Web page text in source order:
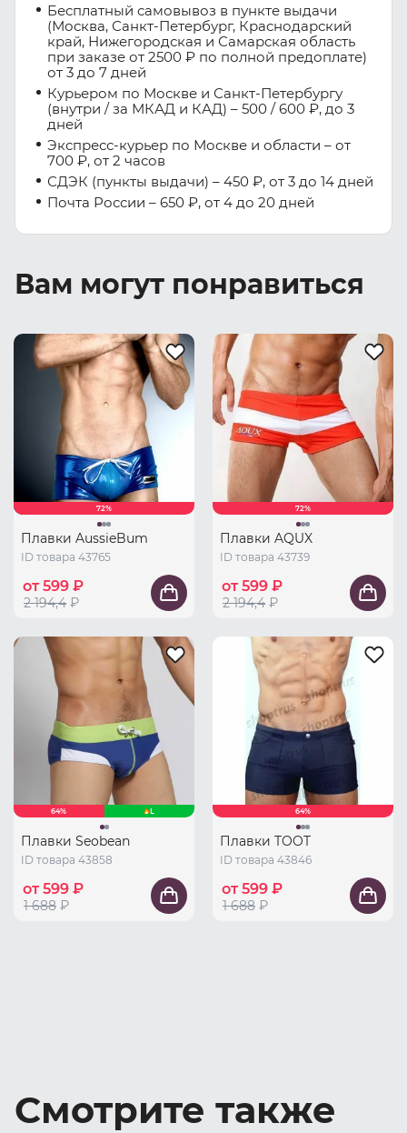
Бесплатный самовывоз в пункте выдачи
(Москва, Санкт-Петербург, Краснодарский
край, Нижегородская и Самарская область
при заказе от 2500 ₽ по полной предоплате)
от 3 до 7 дней
Курьером по Москве и Санкт-Петербургу
(внутри / за МКАД и КАД) – 500 / 600 ₽, до 3
дней
Экспресс-курьер по Москве и области – от
700 ₽, от 2 часов
СДЭК (пункты выдачи) – 450 ₽, от 3 до 14 дней
Почта России – 650 ₽, от 4 до 20 дней
Вам могут понравиться
72%
Плавки AussieBum
ID товара 43765
от 599 ₽
2 194,4 ₽
72%
Плавки AQUX
ID товара 43739
от 599 ₽
2 194,4 ₽
64% L
Плавки Seobean
ID товара 43858
от 599 ₽
1 688 ₽
64%
Плавки TOOT
ID товара 43846
от 599 ₽
1 688 ₽
Смотрите также